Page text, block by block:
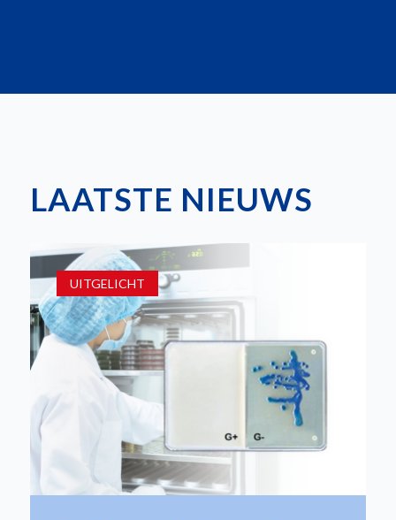
LAATSTE NIEUWS
UITGELICHT